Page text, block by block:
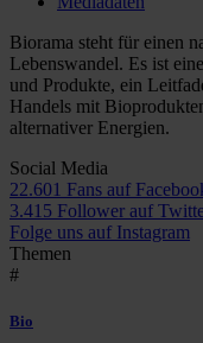
Biorama steht für einen
Lebenswandel. Es ist
und Produkte, ein
Handels mit
alternativer Energien.
Social Media
22.601 Fans auf
3.415 Follower auf
Folge uns auf Instagram
Themen
#
Bio